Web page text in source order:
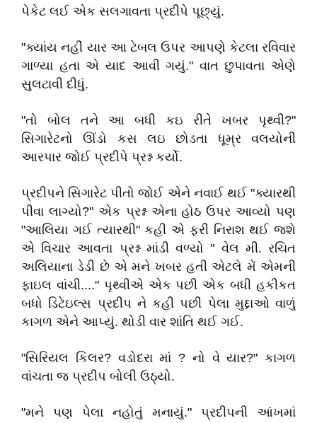
પેકેટ લઈ એક સલગાવતા પ્રદીપે પૂછ્યું.
"ક્યાંય નહીં યાર આ ટેબલ ઉપર આપણે કેટલા રવિવાર
ગાળ્યા હતા એ યાદ આવી ગયું." વાત છુપાવતા એણે
સુલટાવી દીધું.
"તો બોલ તને આ બધી કઇ રીતે ખબર પૃથ્વી?"
સિગારેટનો ઊંડો કસ લઇ છોડતા ધૂમ્ર વલયોની
આરપાર જોઈ પ્રદીપે પ્રશ્ન કર્યો.
પ્રદીપને સિગારેટ પીતો જોઈ એને નવાઈ થઈ "ક્યારથી
પીવા લાગ્યો?" એક પ્રશ્ન એના હોઠ ઉપર આવ્યો પણ
"આલિયા ગઈ ત્યારથી" કહી એ ફરી નિરાશ થઈ જશે
એ વિચાર આવતા પ્રશ્ન માંડી વળ્યો " વેલ મી. રચિત
અલિયાના ડેડી છે એ મને ખબર હતી એટલે મેં એમની
ફાઇલ વાંચી...." પૃથ્વીએ એક પછી એક બધી હકીકત
બધો ડિટેઇલ્સ પ્રદીપ ને કહી પછી પેલા મુદ્દાઓ વાળું
કાગળ એને આપ્યું. થોડી વાર શાંતિ થઈ ગઈ.
"સિરિયલ કિલર? વડોદરા માં ? નો વે યાર?" કાગળ
વાંચતા જ પ્રદીપ બોલી ઉઠ્યો.
"મને પણ પેલા નહોતું મનાયું." પ્રદીપની આંખમાં